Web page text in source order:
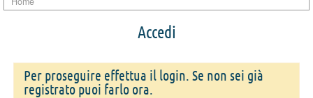
Accedi
Per proseguire effettua il login. Se non sei già
registrato puoi farlo ora.